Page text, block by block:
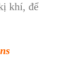
khí, để